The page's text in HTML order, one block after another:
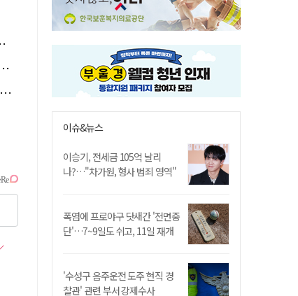
이슈&뉴스
이승기, 전세금 105억 날리
나?…"차가원, 형사 범죄 영역"
폭염에 프로야구 닷새간 '전면중
단'…7~9일도 쉬고, 11일 재개
'수성구 음주운전 도주 현직 경
찰관' 관련 부서 강제수사